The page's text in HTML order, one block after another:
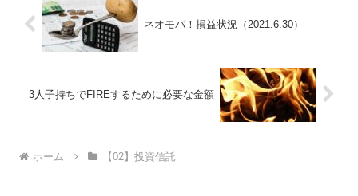
ネオモバ！損益状況（2021.6.30）
3人子持ちでFIREするために必要な金額
ホーム 【02】投資信託